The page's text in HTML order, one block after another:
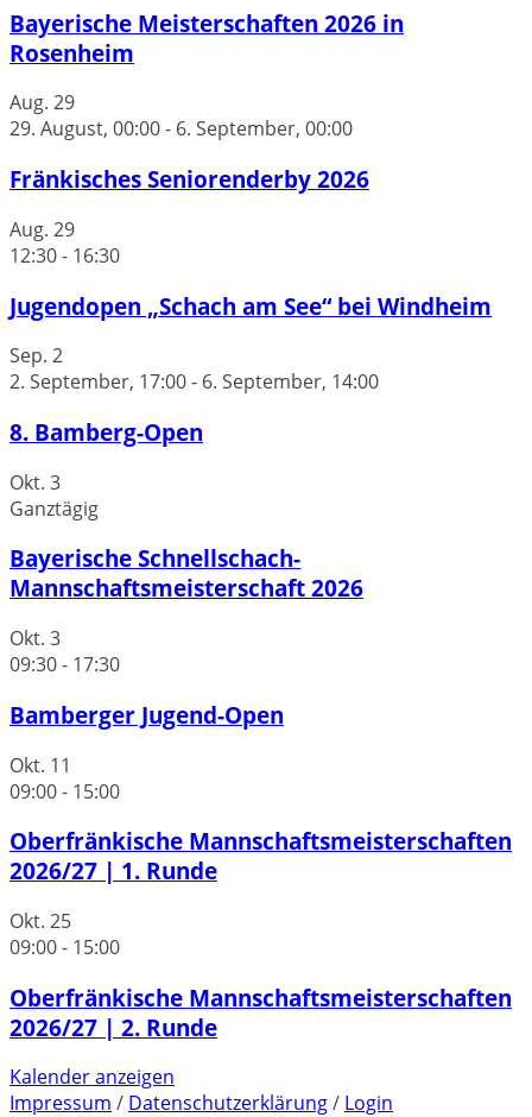
Bayerische Meisterschaften 2026 in
Rosenheim
Aug. 29
29. August, 00:00- 6. September, 00:00
Fränkisches Seniorenderby 2026
Aug. 29
12:30- 16:30
Jugendopen „Schach am See“ bei Windheim
Sep. 2
2. September, 17:00- 6. September, 14:00
8. Bamberg-Open
Okt. 3
Ganztägig
Bayerische Schnellschach-
Mannschaftsmeisterschaft 2026
Okt. 3
09:30- 17:30
Bamberger Jugend-Open
Okt. 11
09:00- 15:00
Oberfränkische Mannschaftsmeisterschaften
2026/27 | 1. Runde
Okt. 25
09:00- 15:00
Oberfränkische Mannschaftsmeisterschaften
2026/27 | 2. Runde
Kalender anzeigen
Impressum / Datenschutzerklärung/ Login